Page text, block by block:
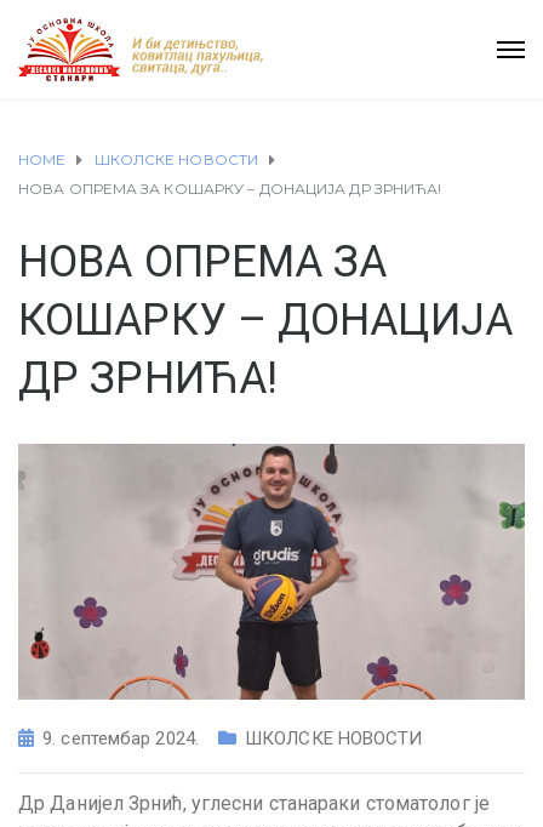
HOME
ШКОЛСКЕ НОВОСТИ
НОВА ОПРЕМА ЗА КОШАРКУ – ДОНАЦИЈА ДР ЗРНИЋА!
НОВА ОПРЕМА ЗА
КОШАРКУ – ДОНАЦИЈА
ДР ЗРНИЋА!
9. септембар 2024. ШКОЛСКЕ НОВОСТИ
Др Данијел Зрнић, углесни станараки стоматолог је